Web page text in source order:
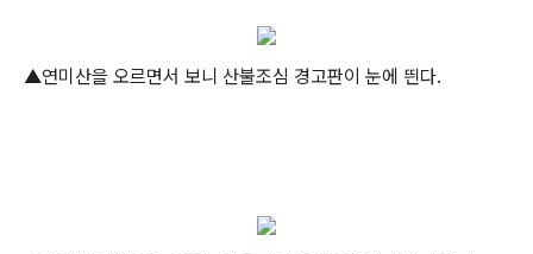
▲연미산을 오르면서 보니 산불조심 경고판이 눈에 띈다.